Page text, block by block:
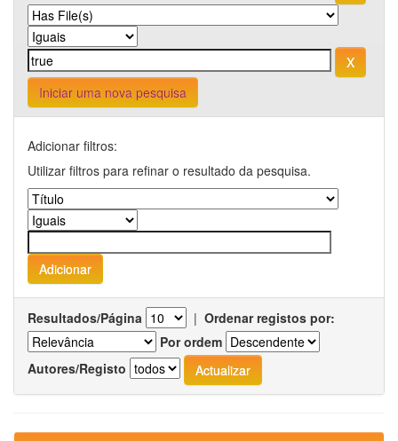
Iniciar uma nova pesquisa
Adicionar filtros:
Utilizar filtros para refinar o resultado da pesquisa.
Resultados/Página | Ordenar registos por:
Por ordem
Autores/Registo